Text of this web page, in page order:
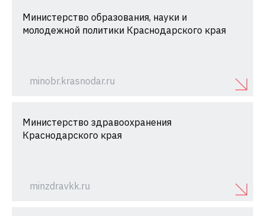
Министерство образования, науки и
молодежной политики Краснодарского края
minobr.krasnodar.ru
Министерство здравоохранения
Краснодарского края
minzdravkk.ru